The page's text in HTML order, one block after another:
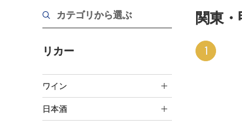
カテゴリから選ぶ
リカー
ワイン
日本酒
関東
1